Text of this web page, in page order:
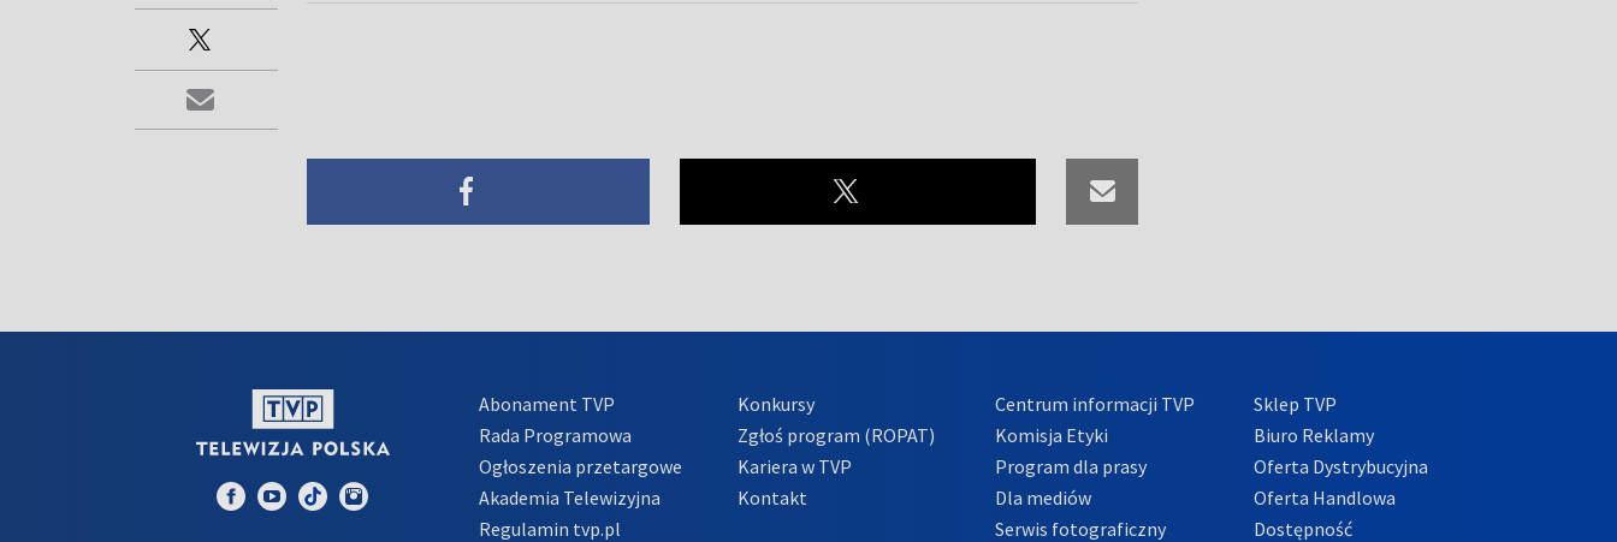
Abonament TVP
Rada Programowa
Ogłoszenia przetargowe
Akademia Telewizyjna
Regulamin tvp.pl
Konkursy
Zgłoś program (ROPAT)
Kariera w TVP
Kontakt
Centrum informacji TVP
Komisja Etyki
Program dla prasy
Dla mediów
Serwis fotograficzny
Sklep TVP
Biuro Reklamy
Oferta Dystrybucyjna
Oferta Handlowa
Dostępność